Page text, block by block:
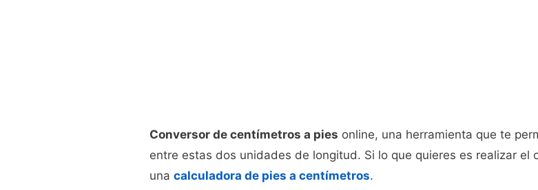
Conversor de centímetros a pies online, una herramienta que te
entre estas dos unidades de longitud. Si lo que quieres es realizar el
una calculadora de pies a centímetros.